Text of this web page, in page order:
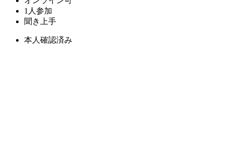
1人参加
聞き上手
本人確認済み